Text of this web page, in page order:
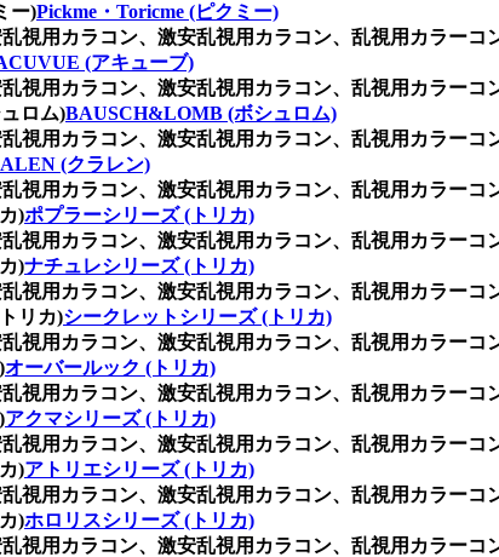
ー)Pickme・Toricme (ピクミー)
視用カラコン、激安乱視用カラコン、乱視用カラーコ
(アキューブ)
視用カラコン、激安乱視用カラコン、乱視用カラーコ
ロム)BAUSCH&LOMB (ボシュロム)
視用カラコン、激安乱視用カラコン、乱視用カラーコ
(クラレン)
視用カラコン、激安乱視用カラコン、乱視用カラーコ
)ポプラーシリーズ (トリカ)
視用カラコン、激安乱視用カラコン、乱視用カラーコ
)ナチュレシリーズ (トリカ)
視用カラコン、激安乱視用カラコン、乱視用カラーコ
リカ)シークレットシリーズ (トリカ)
視用カラコン、激安乱視用カラコン、乱視用カラーコ
オーバールック (トリカ)
視用カラコン、激安乱視用カラコン、乱視用カラーコ
アクマシリーズ (トリカ)
視用カラコン、激安乱視用カラコン、乱視用カラーコ
)アトリエシリーズ (トリカ)
視用カラコン、激安乱視用カラコン、乱視用カラーコ
)ホロリスシリーズ (トリカ)
視用カラコン、激安乱視用カラコン、乱視用カラーコ